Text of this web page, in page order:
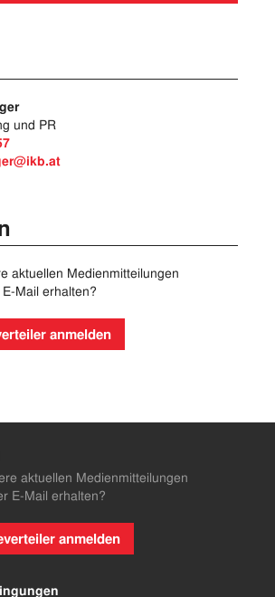
und PR
aktuellen Medienmitteilungen
Mail erhalten?
anmelden
aktuellen Medienmitteilungen
E-Mail erhalten?
anmelden